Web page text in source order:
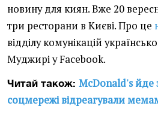
новину для киян. Вже 20
три ресторани в Києві. Про це
відділу комунікацій
Муджирі у Facebook.
Читай також: McDonald's йде
соцмережі відреагували